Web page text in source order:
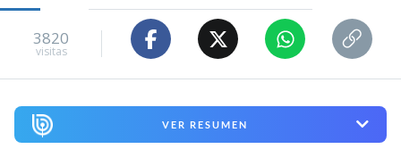
3820
visitas
VER RESUMEN